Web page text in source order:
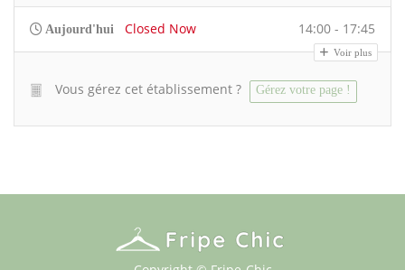
Aujourd'hui Closed Now 14:00 - 17:45
Voir plus
Vous gérez cet établissement ? Gérez votre page !